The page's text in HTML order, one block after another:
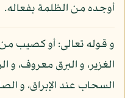
أوجده من الظلمة بفعاله.
و قوله تعالى: أو كصيب
الغزير، و البرق معروف،
السحاب عند الإبراق، و